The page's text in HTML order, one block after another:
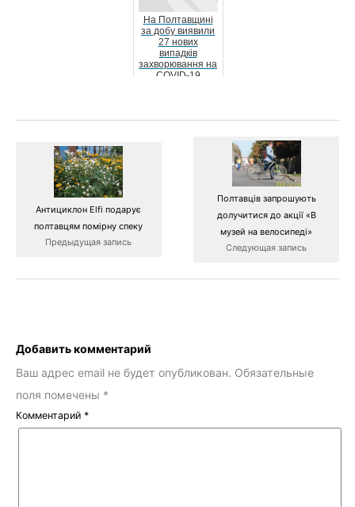
На Полтавщині
за добу виявили
27 нових
випадків
захворювання на
COVID-19
Антициклон Elfi подарує
полтавцям помірну спеку
Предыдущая запись
Полтавців запрошують
долучитися до акції «В
музей на велосипеді»
Следующая запись
Добавить комментарий
Ваш адрес email не будет опубликован. Обязательные
поля помечены *
Комментарий *